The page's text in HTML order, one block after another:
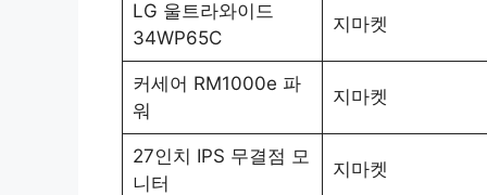
LG 울트라와이드
34WP65C
지마켓
커세어 RM1000e 파
워
지마켓
27인치 IPS 무결점 모
니터
지마켓